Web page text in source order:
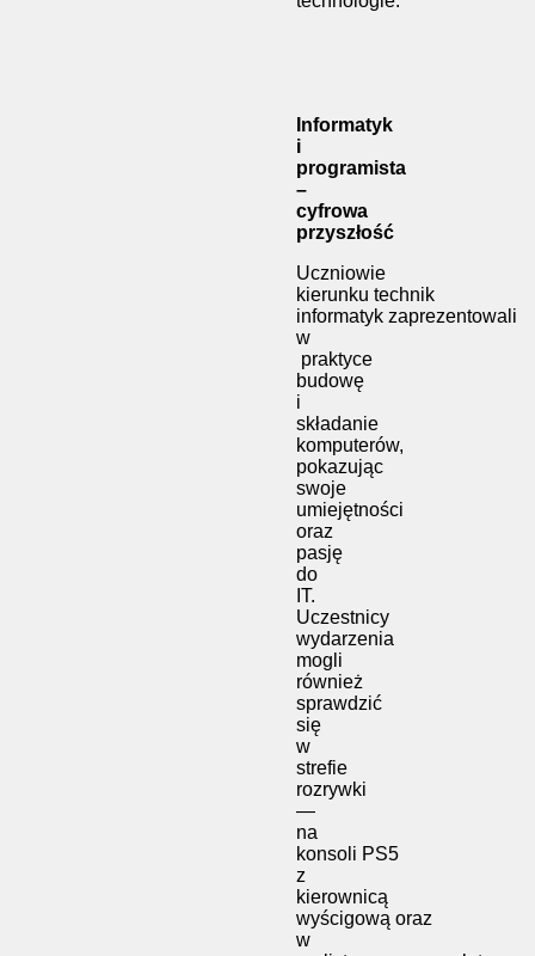
Informatyk
i
programista
–
cyfrowa
przyszłość
Uczniowie
kierunku technik
informatyk zaprezentowali
w
praktyce
budowę
i
składanie
komputerów,
pokazując
swoje
umiejętności
oraz
pasję
do
IT.
Uczestnicy
wydarzenia
mogli
również
sprawdzić
się
w
strefie
rozrywki
—
na
konsoli PS5
z
kierownicą
wyścigową oraz
w